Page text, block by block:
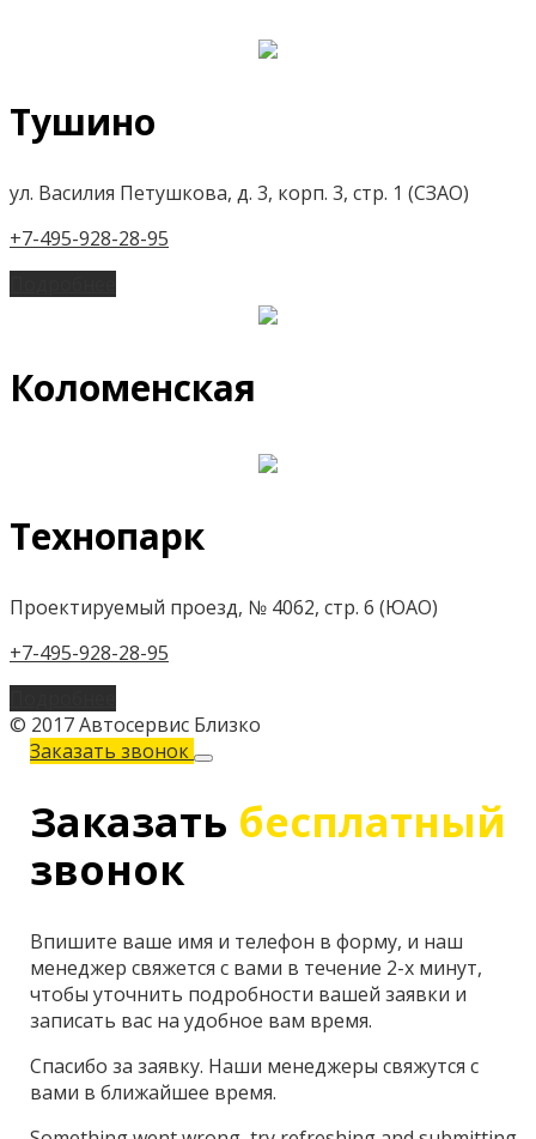
Тушино
ул. Василия Петушкова, д. 3, корп. 3, стр. 1 (СЗАО)
+7-495-928-28-95
Коломенская
Технопарк
Проектируемый проезд, № 4062, стр. 6 (ЮАО)
+7-495-928-28-95
© 2017 Автосервис Близко
Заказать звонок
Заказать бесплатный
звонок
Впишите ваше имя и телефон в форму, и наш
менеджер свяжется с вами в течение 2-х минут,
чтобы уточнить подробности вашей заявки и
записать вас на удобное вам время.
Спасибо за заявку. Наши менеджеры свяжутся с
вами в ближайшее время.